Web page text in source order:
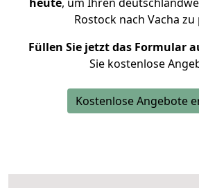
Rostock nach Vacha zu
Füllen Sie jetzt das Formular
Sie kostenlose
Kostenlose Angebote